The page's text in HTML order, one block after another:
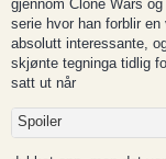
gjennom Clone Wars
serie hvor han forblir
absolutt interessante,
skjønte tegninga tidlig
satt ut når
Spoiler